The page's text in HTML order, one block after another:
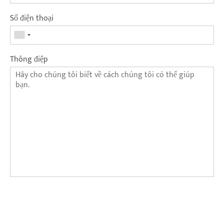
Số điện thoại
Thông điệp